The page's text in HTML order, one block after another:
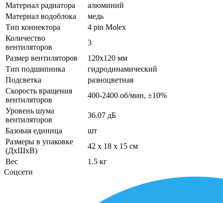
Материал радиатора
алюминий
Материал водоблока
медь
Тип коннектора
4 pin Molex
Количество
вентиляторов
3
Размер вентиляторов
120x120 мм
Тип подшипника
гидродинамический
Подсветка
разноцветная
Скорость вращения
вентиляторов
400-2400 об/мин, ±10%
Уровень шума
вентиляторов
36.07 дБ
Базовая единица
шт
Размеры в упаковке
(ДхШхВ)
42 x 18 x 15 см
Вес
1.5 кг
Соцсети